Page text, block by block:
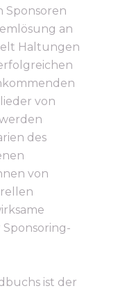
Sponsoren
an
Haltungen
von
des
von
ist der